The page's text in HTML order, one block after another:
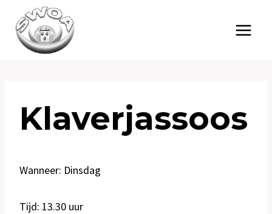
Doorgaan
naar
inhoud
Klaverjassoos
Wanneer: Dinsdag
Tijd: 13.30 uur